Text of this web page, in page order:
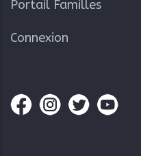
Portail Familles
Connexion